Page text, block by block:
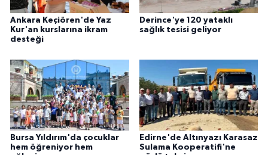
Ankara Keçiören'de Yaz
Kur'an kurslarına ikram
desteği
Derince'ye 120 yataklı
sağlık tesisi geliyor
Bursa Yıldırım'da çocuklar
hem öğreniyor hem
Edirne'de Altınyazı Karasaz
Sulama Kooperatifi'ne